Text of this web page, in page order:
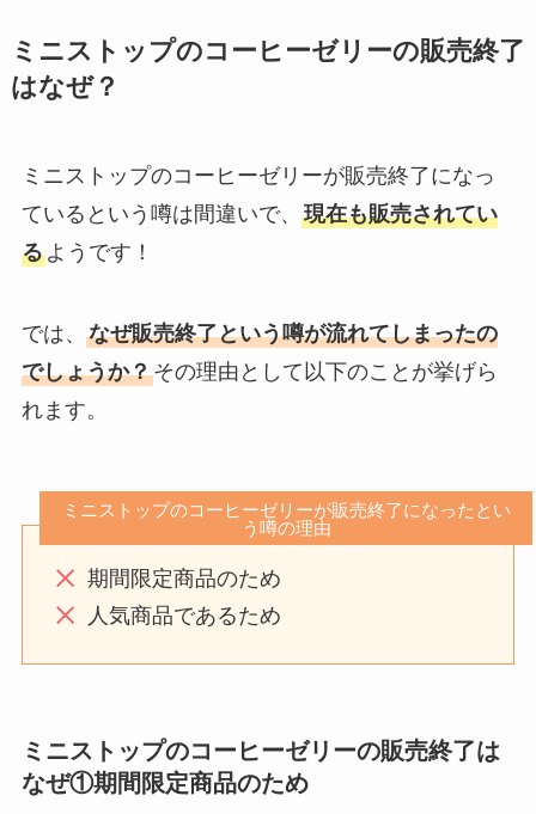
ミニストップのコーヒーゼリーの販売終了
はなぜ？
ミニストップのコーヒーゼリーが販売終了になっ
ているという噂は間違いで、 現在も販売されてい
るようです！
では、 なぜ販売終了という噂が流れてしまったの
でしょうか？その理由として以下のことが挙げら
れます。
ミニストップのコーヒーゼリーが販売終了になったとい
う噂の理由
期間限定商品のため
人気商品であるため
ミニストップのコーヒーゼリーの販売終了は
なぜ①期間限定商品のため